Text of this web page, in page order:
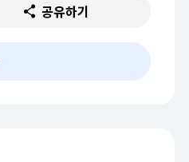
공유하기